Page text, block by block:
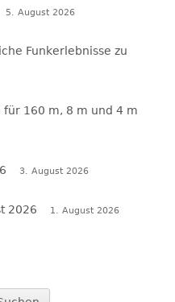
5. August 2026
Funkerlebnisse zu
160 m, 8 m und 4 m
3. August 2026
2026 1. August 2026